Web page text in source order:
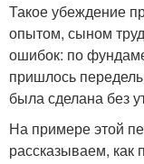
Такое убеждение
опытом, сыном
ошибок: по
пришлось
была сделана без
На примере этой
рассказываем, как